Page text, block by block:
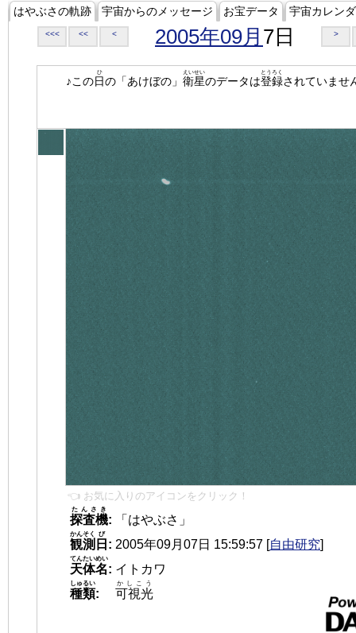
はやぶさの軌跡 宇宙からのメッセージ お宝データ 宇宙カレン
<<< << < 2005年09月 7日 >
♪この日
ひ
の「あけぼの」 衛星
えいせい
のデータは登録
とうろく
されていませ
👈 お気に入りのアイコンをクリック！
探査機
たんさき
:
「はやぶさ」
観測
かんそく
日
び
: 2005年09月07日 15:59:57 [自由研究]
天体名
てんたいめい
: イトカワ
種類
しゅるい
: 可視光
かしこう